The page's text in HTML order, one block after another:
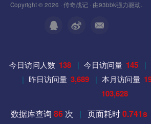
Copyright © 2026 · 传奇战记 · 由93bbk强力驱动.
今日访问人数 138 | 今日访问量 145 |
| 昨日访问量 3,689 | 本月访问量
103,628
数据库查询 86 次 | 页面耗时0.741s